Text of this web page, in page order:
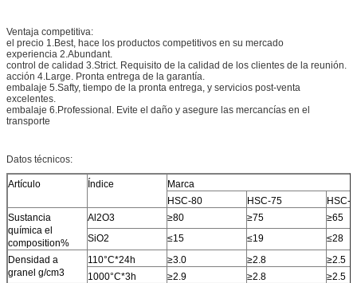
Ventaja competitiva:
el precio 1.Best, hace los productos competitivos en su mercado
experiencia 2.Abundant.
control de calidad 3.Strict. Requisito de la calidad de los clientes de la reunión.
acción 4.Large. Pronta entrega de la garantía.
embalaje 5.Safty, tiempo de la pronta entrega, y servicios post-venta
excelentes.
embalaje 6.Professional. Evite el daño y asegure las mercancías en el
transporte
Datos técnicos:
Artículo Índice
Marca
HSC-80
HSC-75
HSC-
Sustancia
química el
composition%
Al2O3 ≥80 ≥75
≥65
SiO2
≤15 ≤19
≤28
Densidad a
granel g/cm3
110°C*24h ≥3.0 ≥2.8
≥2.5
1000°C*3h
≥2.9 ≥2.8
≥2.5